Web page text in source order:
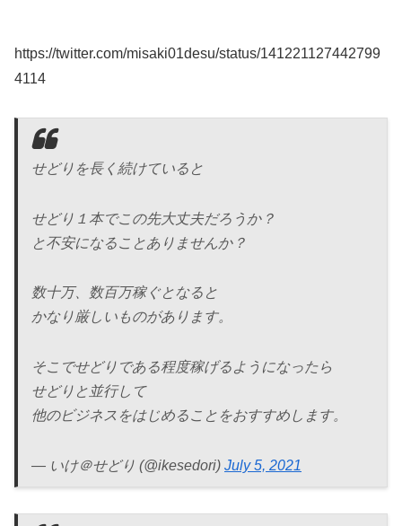
https://twitter.com/misaki01desu/status/141221127442799
4114
せどりを長く続けていると
せどり１本でこの先大丈夫だろうか？
と不安になることありませんか？
数十万、数百万稼ぐとなると
かなり厳しいものがあります。
そこでせどりである程度稼げるようになったら
せどりと並行して
他のビジネスをはじめることをおすすめします。
— いけ＠せどり (@ikesedori) July 5, 2021